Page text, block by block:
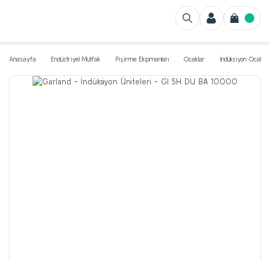
Anasayfa Endüstriyel Mutfak Pişirme Ekipmanları Ocaklar İndüksiyon Ocak